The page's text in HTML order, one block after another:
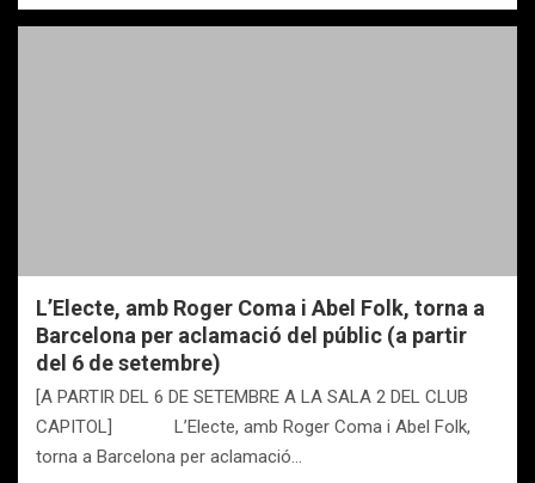
L’Electe, amb Roger Coma i Abel Folk, torna a
Barcelona per aclamació del públic (a partir
del 6 de setembre)
[A PARTIR DEL 6 DE SETEMBRE A LA SALA 2 DEL CLUB
CAPITOL] L’Electe, amb Roger Coma i Abel Folk,
torna a Barcelona per aclamació…